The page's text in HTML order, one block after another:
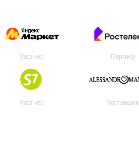
Партнер Партнер
Партнер Поставщик